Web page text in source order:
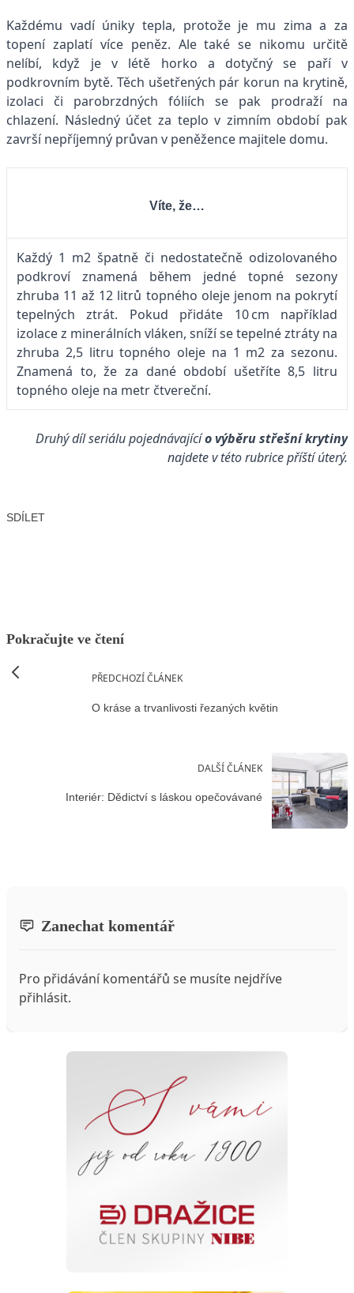
Každému vadí úniky tepla, protože je mu zima a za
topení zaplatí více peněz. Ale také se nikomu určitě
nelíbí, když je v létě horko a dotyčný se paří v
podkrovním bytě. Těch ušetřených pár korun na krytině,
izolaci či parobrzdných fóliích se pak prodraží na
chlazení. Následný účet za teplo v zimním období pak
završí nepříjemný průvan v peněžence majitele domu.
Víte, že…
Každý 1 m2 špatně či nedostatečně odizolovaného
podkroví znamená během jedné topné sezony
zhruba 11 až 12 litrů topného oleje jenom na pokrytí
tepelných ztrát. Pokud přidáte 10 cm například
izolace z minerálních vláken, sníží se tepelné ztráty na
zhruba 2,5 litru topného oleje na 1 m2 za sezonu.
Znamená to, že za dané období ušetříte 8,5 litru
topného oleje na metr čtvereční.
Druhý díl seriálu pojednávajícío výběru střešní krytiny
najdete v této rubrice příští úterý.
SDÍLET
Pokračujte ve čtení
PŘEDCHOZÍ ČLÁNEK
O kráse a trvanlivosti řezaných květin
DALŠÍ ČLÁNEK
Interiér: Dědictví s láskou opečovávané
Zanechat komentář
Pro přidávání komentářů se musíte nejdříve
přihlásit.